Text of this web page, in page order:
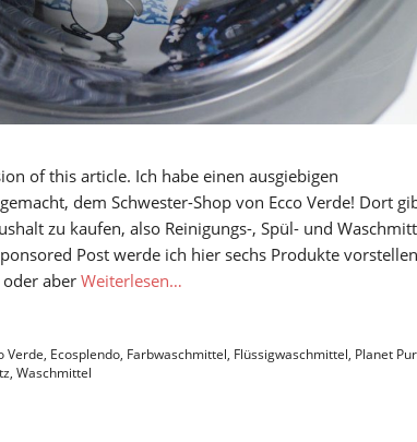
of this article. Ich habe einen ausgiebigen
dem Schwester-Shop von Ecco Verde! Dort
zu kaufen, also Reinigungs-, Spül- und
Post werde ich hier sechs Produkte
aber Weiterlesen…
Verde, Ecosplendo, Farbwaschmittel, Flüssigwaschmittel, Planet
, Waschmittel